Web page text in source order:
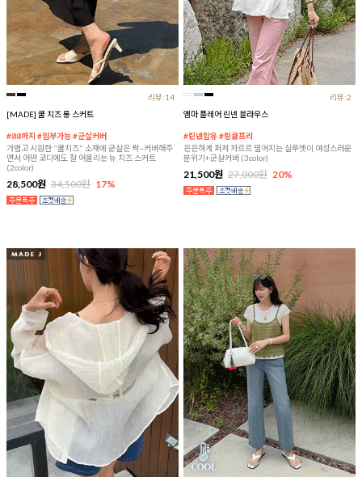
리뷰:14
[MADE] 쿨 치즈 롱 스커트
#88까지 #임부가능 #군살커버
가볍고 시원한 "쿨치즈" 소재에 군살은 싹~커버해주
면서 어떤 코디에도 잘 어울리는 뉴 치즈 스커트
(2color)
28,500원 34,500원 17%
리뷰:2
엠마 플레어 린넨 블라우스
#린넨함유 #링클프리
은은하게 퍼져 차르르 떨어지는 실루엣이 여성스러운
분위기+군살커버 (3color)
21,500원 27,000원 20%